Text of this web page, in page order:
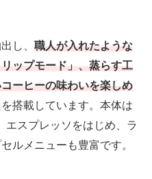
し、 職人が入れたような
ップモード」、蒸らす工
ーヒーの味わいを楽しめ
を搭載しています。本体は
エスプレッソをはじめ、ラ
ルメニューも豊富です。